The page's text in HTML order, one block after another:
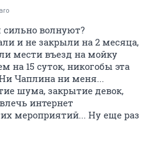
сильно волнуют?
и не закрыли на 2 месяца,
мести въезд на мойку
на 15 суток, никогобы эта
Чаплина ни меня...
шума, закрытие девок,
интернет
мероприятий... Ну еще раз